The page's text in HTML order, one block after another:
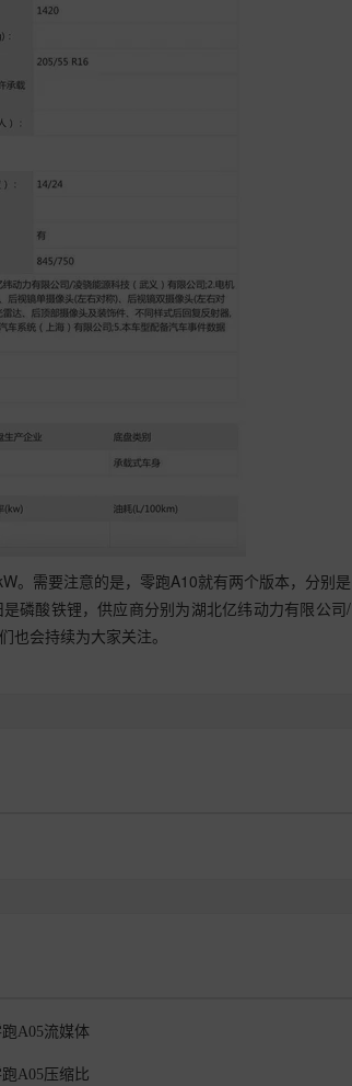
。需要注意的是，零跑A10就有两个版本，分别是
磷酸铁锂，供应商分别为湖北亿纬动力有限公司/
也会持续为大家关注。
跑A05流媒体
跑A05压缩比